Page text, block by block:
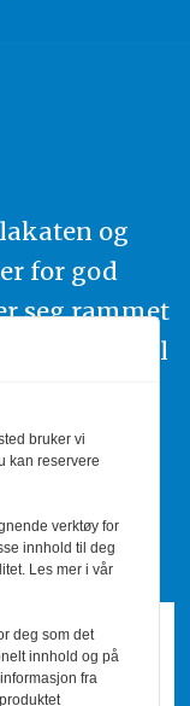
og
for god
seg rammet
til
Du kan
Faglige
bruker vi
kan reservere
verktøy for
innhold til deg
Les mer i vår
deg som det
innhold og på
fra